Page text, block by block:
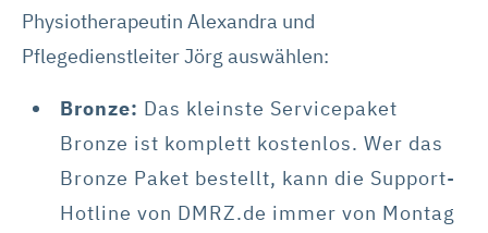
Physiotherapeutin Alexandra und
Pflegedienstleiter Jörg auswählen:
Bronze: Das kleinste Servicepaket
Bronze ist komplett kostenlos. Wer das
Bronze Paket bestellt, kann die Support-
Hotline von DMRZ.de immer von Montag